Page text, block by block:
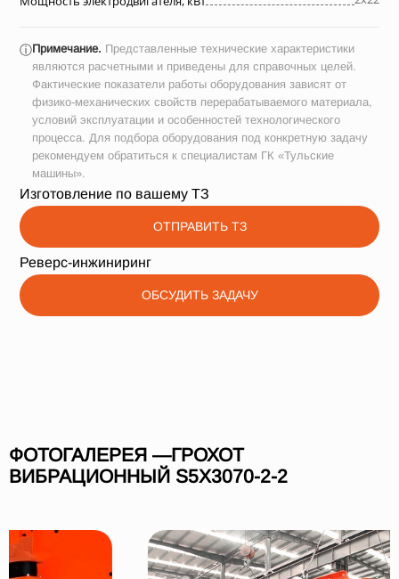
ⓘПримечание. Представленные технические характеристики
являются расчетными и приведены для справочных целей.
Фактические показатели работы оборудования зависят от
физико-механических свойств перерабатываемого материала,
условий эксплуатации и особенностей технологического
процесса. Для подбора оборудования под конкретную задачу
рекомендуем обратиться к специалистам ГК «Тульские
машины».
Изготовление по вашему ТЗ
ОТПРАВИТЬ ТЗ
Реверс-инжиниринг
ОБСУДИТЬ ЗАДАЧУ
ФОТОГАЛЕРЕЯ —ГРОХОТ
ВИБРАЦИОННЫЙ S5X3070-2-2